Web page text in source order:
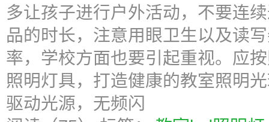
多让孩子进行户外活动，不要连
品的时长，注意用眼卫生以及读
率，学校方面也要引起重视。应
照明灯具，打造健康的教室照明
驱动光源，无频闪